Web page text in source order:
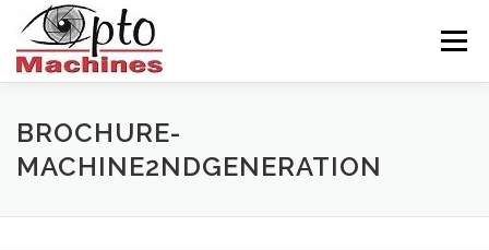
contenu
Menu
ACCUEIL AGRONOMIE
BROCHURE-
MACHINE2NDGENERATION